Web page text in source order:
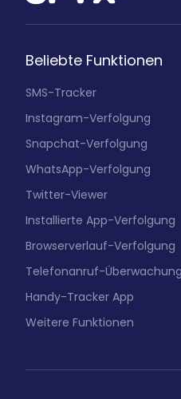
Beliebte Funktionen
SMS-Tracker
Instagram-Verfolgung
Snapchat-Verfolgung
WhatsApp-Verfolgung
Twitter-Viewer
Installierte App-Verfolgung
Browserverlauf-Verfolgung
Telefonanruf-Überwachung
Handy-Tracker App
Weitere Funktionen